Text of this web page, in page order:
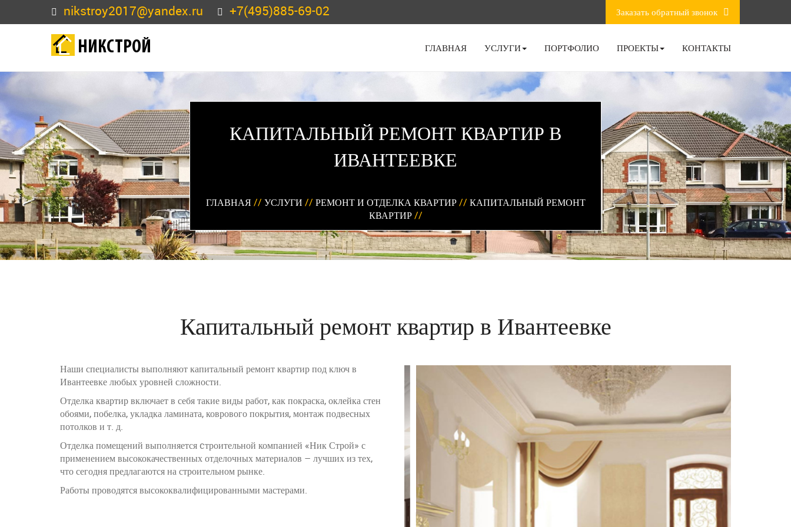
nikstroy2017@yandex.ru +7(495)885-69-02 Заказать обратный звонок
НИКСТРОЙ ГЛАВНАЯ УСЛУГИ ПОРТФОЛИО ПРОЕКТЫ КОНТАКТЫ
КАПИТАЛЬНЫЙ РЕМОНТ КВАРТИР В
ИВАНТЕЕВКЕ
ГЛАВНАЯ // УСЛУГИ // РЕМОНТ И ОТДЕЛКА КВАРТИР // КАПИТАЛЬНЫЙ РЕМОНТ
КВАРТИР //
Капитальный ремонт квартир в Ивантеевке
Наши специалисты выполняют капитальный ремонт квартир под ключ в
Ивантеевке любых уровней сложности.
Отделка квартир включает в себя такие виды работ, как покраска, оклейка стен
обоями, побелка, укладка ламината, коврового покрытия, монтаж подвесных
потолков и т. д.
Отделка помещений выполняется cтроительной компанией «Ник Строй» с
применением высококачественных отделочных материалов – лучших из тех,
что сегодня предлагаются на строительном рынке.
Работы проводятся высококвалифицированными мастерами.